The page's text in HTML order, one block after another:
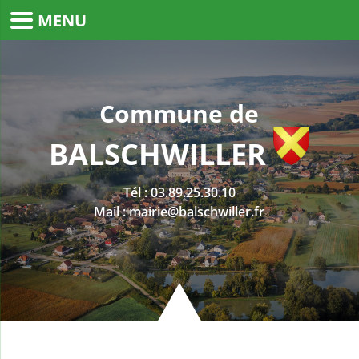
Commune de
BALSCHWILLER
Tél :03.89.25.30.10
Mail :mairie@balschwiller.fr
MENU